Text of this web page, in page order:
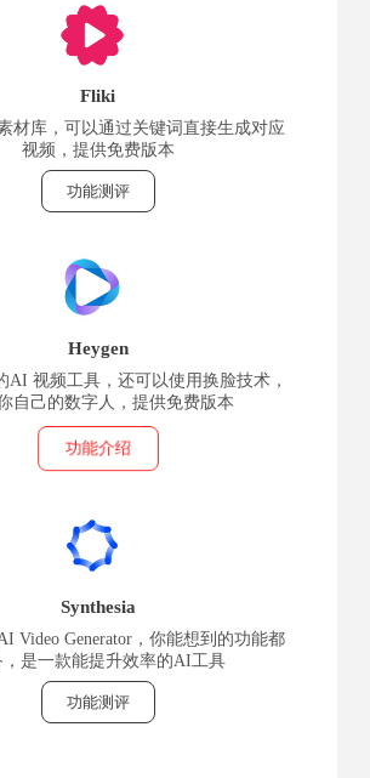
Fliki
材库，可以通过关键词直接生成对应
视频，提供免费版本
功能测评
Heygen
AI 视频工具，还可以使用换脸技术，
自己的数字人，提供免费版本
功能介绍
Synthesia
Video Generator，你能想到的功能都
，是一款能提升效率的AI工具
功能测评